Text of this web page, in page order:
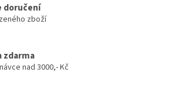
doručení
zboží
zdarma
nad 3000,- Kč